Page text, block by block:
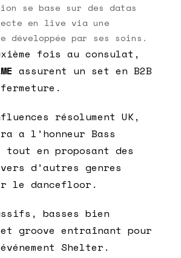
se base sur des datas
en live via une
développée par ses soins.
fois au consulat,
assurent un set en B2B
résolument UK,
a l’honneur Bass
tout en proposant des
d’autres genres
le dancefloor.
basses bien
groove entraînant pour
Shelter.